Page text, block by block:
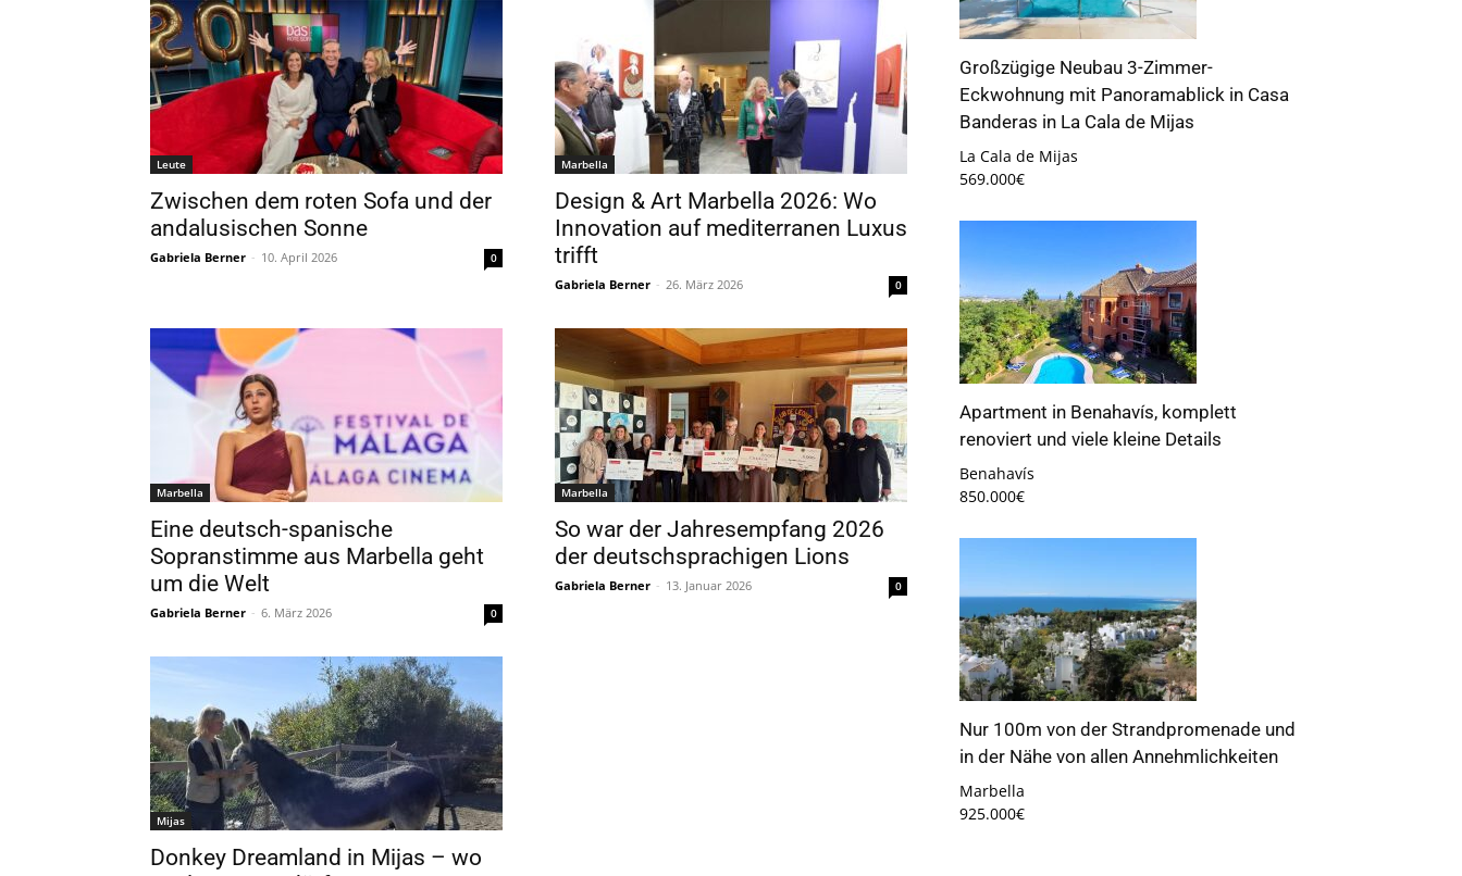
Leute
Zwischen dem roten Sofa und der
andalusischen Sonne
Gabriela Berner - 10. April 2026 0
Marbella
Design & Art Marbella 2026: Wo
Innovation auf mediterranen Luxus
trifft
Gabriela Berner - 26. März 2026 0
Marbella
Eine deutsch-spanische
Sopranstimme aus Marbella geht
um die Welt
Gabriela Berner - 6. März 2026 0
Marbella
So war der Jahresempfang 2026
der deutschsprachigen Lions
Gabriela Berner - 13. Januar 2026 0
Mijas
Donkey Dreamland in Mijas – wo
Großzügige Neubau 3-Zimmer-
Eckwohnung mit Panoramablick in Casa
Banderas in La Cala de Mijas
La Cala de Mijas
569.000€
Apartment in Benahavís, komplett
renoviert und viele kleine Details
Benahavís
850.000€
Nur 100m von der Strandpromenade und
in der Nähe von allen Annehmlichkeiten
Marbella
925.000€